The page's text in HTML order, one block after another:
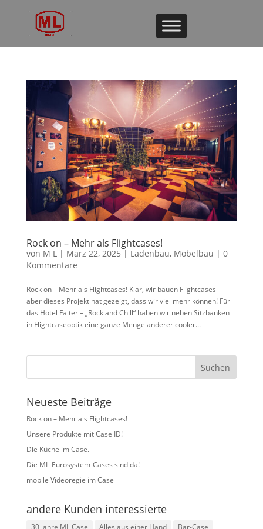
Rock on – Mehr als Flightcases!
von M L| März 22, 2025 | Ladenbau, Möbelbau | 0
Kommentare
Rock on – Mehr als Flightcases! Klar, wir bauen Flightcases –
aber dieses Projekt hat gezeigt, dass wir viel mehr können! Für
das Hotel Falter – „Rock and Chill“ haben wir neben Sitzbänken
in Flightcaseoptik eine ganze Menge anderer cooler...
Neueste Beiträge
Rock on – Mehr als Flightcases!
Unsere Produkte mit Case ID!
Die Küche im Case.
Die ML-Eurosystem-Cases sind da!
mobile Videoregie im Case
andere Kunden interessierte
30 jahre ML Case Alles aus einer Hand
Bar-Case